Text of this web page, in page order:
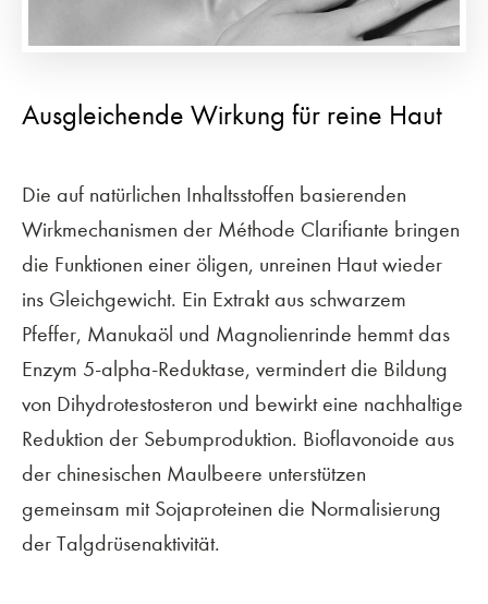
Ausgleichende Wirkung für reine Haut
Die auf natürlichen Inhaltsstoffen basierenden
Wirkmechanismen der Méthode Clarifiante bringen
die Funktionen einer öligen, unreinen Haut wieder
ins Gleichgewicht. Ein Extrakt aus schwarzem
Pfeffer, Manukaöl und Magnolienrinde hemmt das
Enzym 5-alpha-Reduktase, vermindert die Bildung
von Dihydrotestosteron und bewirkt eine nachhaltige
Reduktion der Sebumproduktion. Bioflavonoide aus
der chinesischen Maulbeere unterstützen
gemeinsam mit Sojaproteinen die Normalisierung
der Talgdrüsenaktivität.